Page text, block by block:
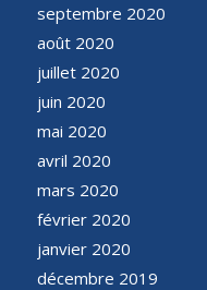
septembre 2020
août 2020
juillet 2020
juin 2020
mai 2020
avril 2020
mars 2020
février 2020
janvier 2020
décembre 2019